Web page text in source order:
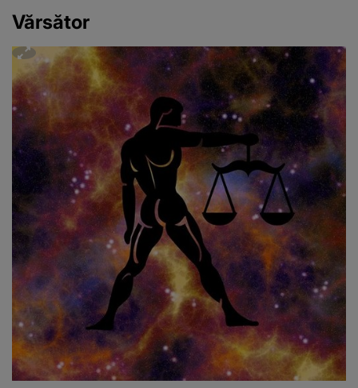
Vărsător